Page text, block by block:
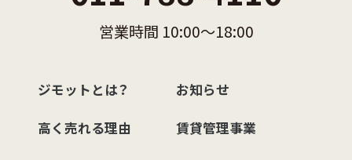
営業時間 10:00〜18:00
ジモットとは？ お知らせ
高く売れる理由 賃貸管理事業